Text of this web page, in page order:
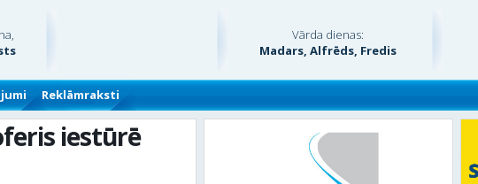
Vārda dienas:
Madars, Alfrēds, Fredis
Reklāmraksti
iestūrē